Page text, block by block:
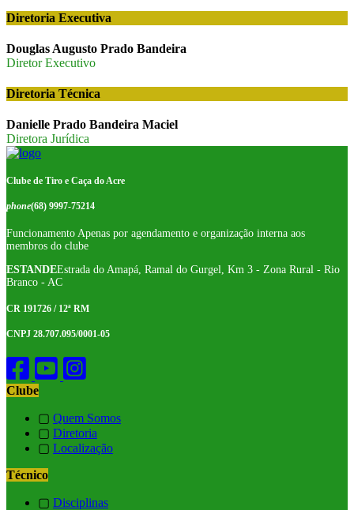
Diretoria Executiva
Douglas Augusto Prado Bandeira
Diretor Executivo
Diretoria Técnica
Danielle Prado Bandeira Maciel
Diretora Jurídica
Clube de Tiro e Caça do Acre
phone(68) 9997-75214
Funcionamento Apenas por agendamento e organização interna aos
membros do clube
ESTANDEEstrada do Amapá, Ramal do Gurgel, Km 3 - Zona Rural - Rio
Branco - AC
CR 191726 / 12ª RM
CNPJ 28.707.095/0001-05
Clube
▢ Quem Somos
▢ Diretoria
▢ Localização
Técnico
▢ Disciplinas